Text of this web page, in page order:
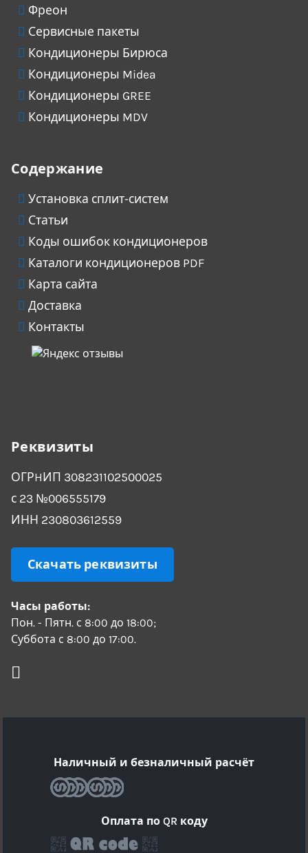
Фреон
Сервисные пакеты
Кондиционеры Бирюса
Кондиционеры Midea
Кондиционеры GREE
Кондиционеры MDV
Содержание
Установка сплит-систем
Статьи
Коды ошибок кондиционеров
Каталоги кондиционеров PDF
Карта сайта
Доставка
Контакты
Реквизиты
ОГРHИП 308231102500025
с 23 №006555179
ИНН 230803612559
Скачать реквизиты
Часы работы:
Пон. - Пятн. с 8:00 до 18:00;
Суббота с 8:00 до 17:00.
Наличный и безналичный расчёт
Оплата по QR коду